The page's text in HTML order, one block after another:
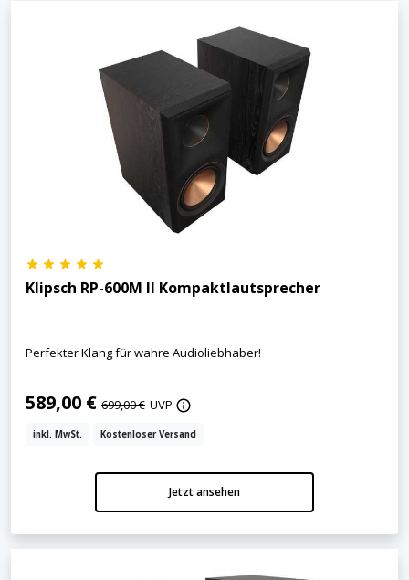
Klipsch RP-600M II Kompaktlautsprecher
Perfekter Klang für wahre Audioliebhaber!
589,00 € 699,00 € UVP
inkl. MwSt. Kostenloser Versand
Jetzt ansehen